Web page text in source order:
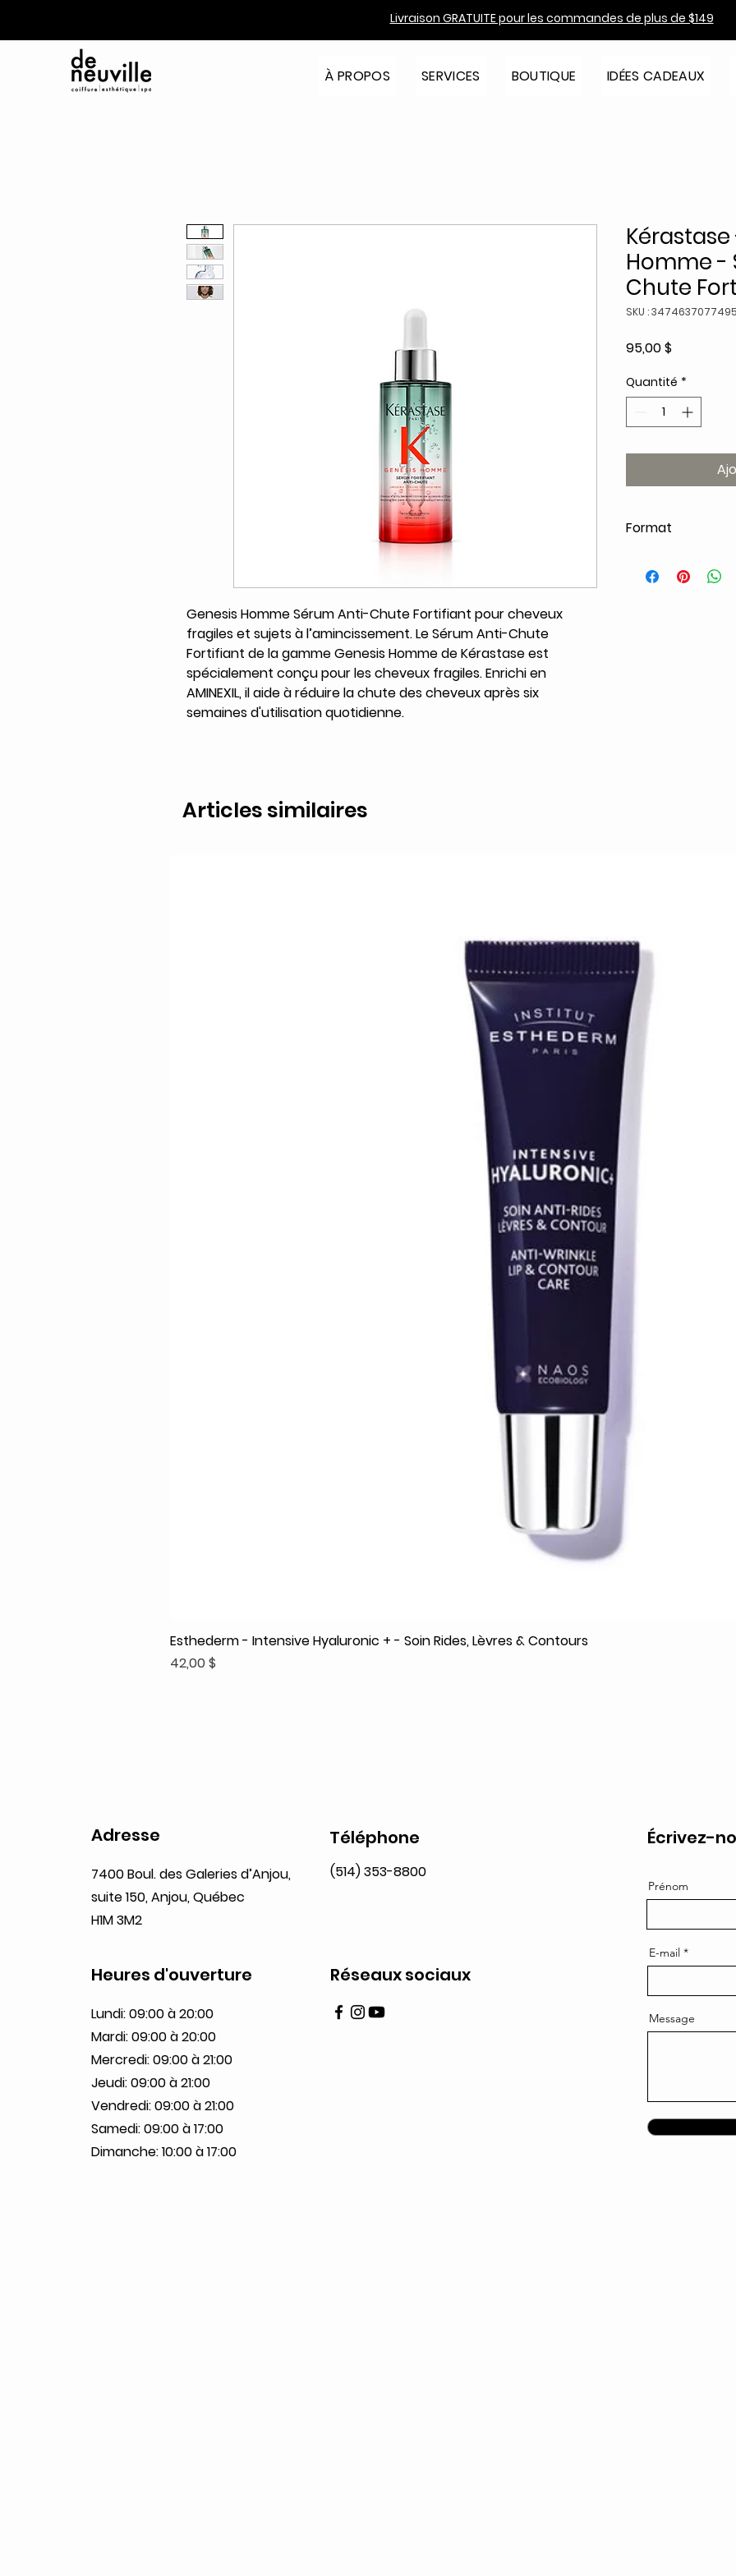
Livraison GRATUITE pour les commandes de plus de $149
À PROPOS SERVICES BOUTIQUE IDÉES CADEAUX
Genesis Homme Sérum Anti-Chute Fortifiant pour cheveux
fragiles et sujets à l’amincissement. Le Sérum Anti-Chute
Fortifiant de la gamme Genesis Homme de Kérastase est
spécialement conçu pour les cheveux fragiles. Enrichi en
AMINEXIL, il aide à réduire la chute des cheveux après six
semaines d'utilisation quotidienne.
Homme -
Chute
SKU : 3474637077495
95,00 $
Quantité *
Format
Articles similaires
Aperçu rapide
Esthederm - Intensive Hyaluronic + - Soin Rides, Lèvres & Contours
Prix
42,00 $
Adresse
7400 Boul. des Galeries d’Anjou,
suite 150, Anjou, Québec
H1M 3M2
Téléphone
(514) 353-8800
Heures d'ouverture
Lundi: 09:00 à 20:00
Mardi: 09:00 à 20:00
Mercredi: 09:00 à 21:00
Jeudi: 09:00 à 21:00
Vendredi: 09:00 à 21:00
Samedi: 09:00 à 17:00
Dimanche: 10:00 à 17:00
Réseaux sociaux
Écrivez-
Prénom
E-mail
Message